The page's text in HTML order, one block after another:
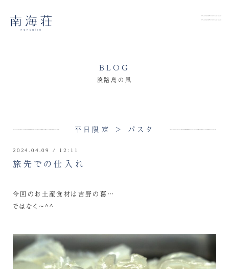
BLOG
淡路島の風
平日限定 > パスタ
2024.04.09 / 12:11
旅先での仕入れ
今回のお土産食材は吉野の葛…
ではなく～^^